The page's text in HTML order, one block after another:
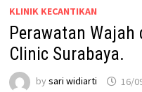
KLINIK KECANTIKAN
Perawatan
Clinic Surabaya.
by sari widiarti 16/